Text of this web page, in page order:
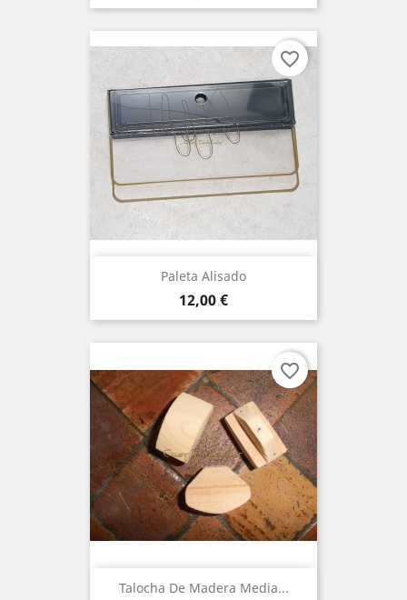
Paleta Alisado
Precio
12,00 €
favorite_border
Talocha De Madera Media...
favorite_border